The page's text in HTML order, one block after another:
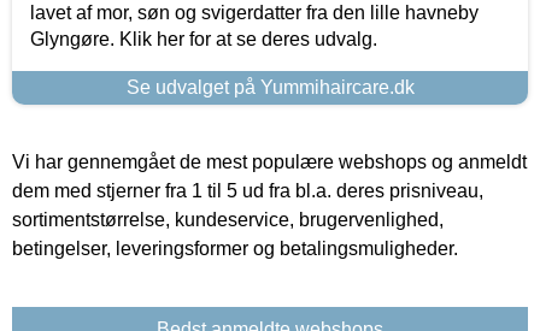
lavet af mor, søn og svigerdatter fra den lille havneby
Glyngøre. Klik her for at se deres udvalg.
Se udvalget på Yummihaircare.dk
Vi har gennemgået de mest populære webshops og anmeldt
dem med stjerner fra 1 til 5 ud fra bl.a. deres prisniveau,
sortimentstørrelse, kundeservice, brugervenlighed,
betingelser, leveringsformer og betalingsmuligheder.